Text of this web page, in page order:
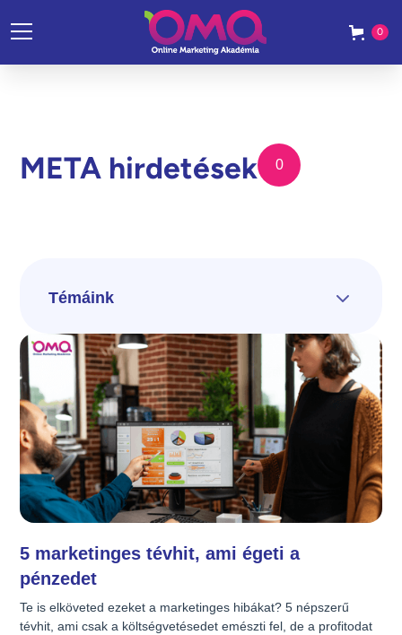
0
META hirdetések 0
5 marketinges tévhit, ami égeti a
pénzedet
Te is elköveted ezeket a marketinges hibákat? 5 népszerű
tévhit, ami csak a költségvetésedet emészti fel, de a profitodat
Témáink
Összes
Aktuális
AI
YouTube
Webszövegírás
Webergonómia